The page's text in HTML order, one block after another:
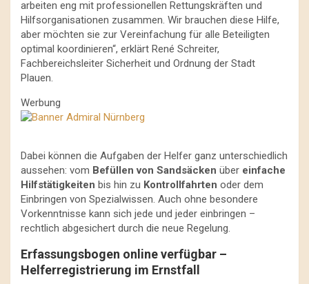
arbeiten eng mit professionellen Rettungskräften und
Hilfsorganisationen zusammen. Wir brauchen diese Hilfe,
aber möchten sie zur Vereinfachung für alle Beteiligten
optimal koordinieren“, erklärt René Schreiter,
Fachbereichsleiter Sicherheit und Ordnung der Stadt
Plauen.
Werbung
Dabei können die Aufgaben der Helfer ganz unterschiedlich
aussehen: vom Befüllen von Sandsäcken über einfache
Hilfstätigkeiten bis hin zu Kontrollfahrten oder dem
Einbringen von Spezialwissen. Auch ohne besondere
Vorkenntnisse kann sich jede und jeder einbringen –
rechtlich abgesichert durch die neue Regelung.
Erfassungsbogen online verfügbar –
Helferregistrierung im Ernstfall